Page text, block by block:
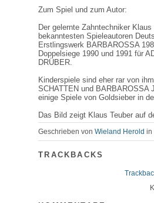
Zum Spiel und zum Autor:
Der gelernte Zahntechniker
bekanntesten Spieleautoren
Erstlingswerk BARBAROSSA
Doppelsiege 1990 und 1991 für
DRÜBER.
Kinderspiele sind eher rar von
SCHATTEN und BARBAROSSA
einige Spiele von Goldsieber in
Das Bild zeigt Klaus Teuber auf
Geschrieben vonWieland Herold in
TRACKBACKS